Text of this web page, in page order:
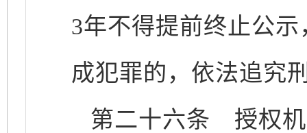
3年不得提前终止公
成犯罪的，依法追究
第二十六条 授权机